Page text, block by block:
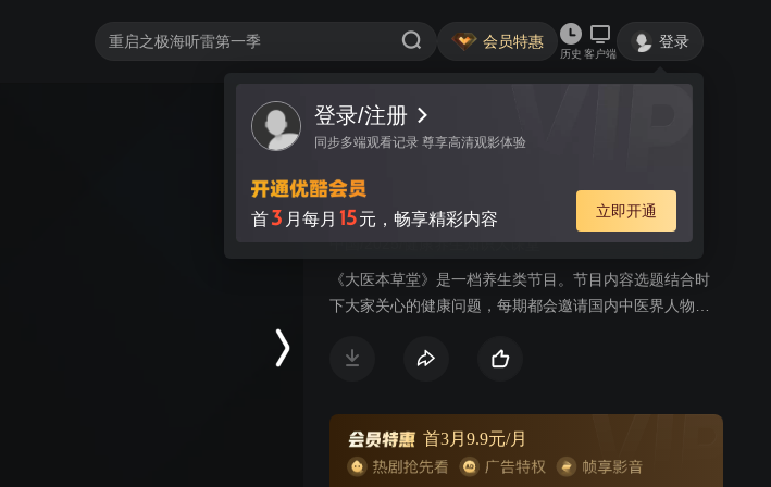
会员特惠
历史 客户端
登录
登录/注册
同步多端观看记录 尊享高清观影体验
首3 月每月 15元，畅享精彩内容 立即开通
视频 讨论
大医本草堂 2025
中国/2025/健康养生知识大课堂
《大医本草堂》是一档养生类节目。节目内容选题结合时
下大家关心的健康问题，每期都会邀请国内中医界人物现
等，将健康养生知识用生动活泼的形式传递给观众。
首3月9.9元/月